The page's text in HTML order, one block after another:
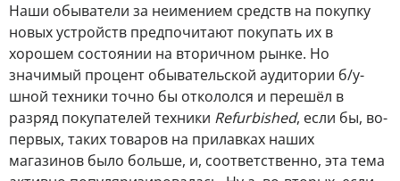
Наши обыватели за неимением средств на покупку
новых устройств предпочитают покупать их в
хорошем состоянии на вторичном рынке. Но
значимый процент обывательской аудитории б/у-
шной техники точно бы откололся и перешёл в
разряд покупателей техники Refurbished, если бы, во-
первых, таких товаров на прилавках наших
магазинов было больше, и, соответственно, эта тема